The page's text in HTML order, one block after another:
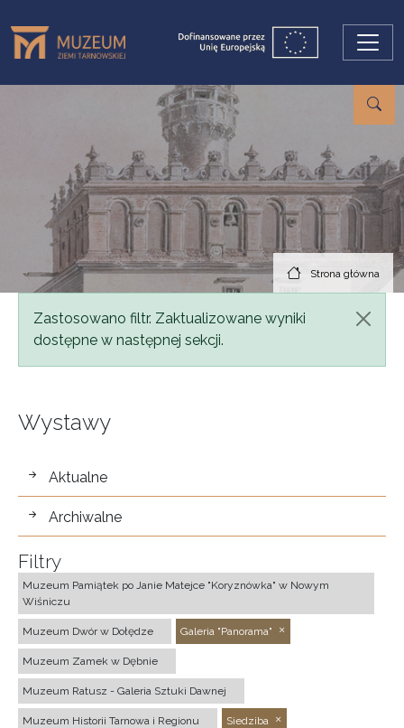
Strona główna
Komunikat
Zastosowano filtr. Zaktualizowane wyniki
dostępne w następnej sekcji.
Wystawy
wystawy
Aktualne
Archiwalne
Filtry
Muzeum Pamiątek po Janie Matejce "Koryznówka" w Nowym
Wiśniczu
Muzeum Dwór w Dołędze Galeria "Panorama"
Muzeum Zamek w Dębnie
Muzeum Ratusz - Galeria Sztuki Dawnej
Muzeum Historii Tarnowa i Regionu Siedziba